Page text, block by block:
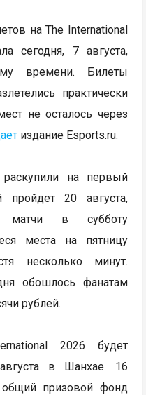
на The International
сегодня, 7 августа,
времени. Билеты
практически
не осталось через
издание Esports.ru.
на первый
20 августа,
в субботу
места на пятницу
несколько минут.
обошлось фанатам
рублей.
2026 будет
в Шанхае. 16
общий призовой фонд